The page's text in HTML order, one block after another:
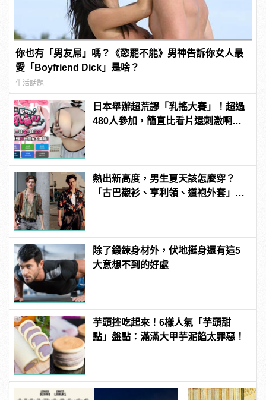
你也有「男友屌」嗎？《慾罷不能》男神告訴你女人最
愛「Boyfriend Dick」是啥？
生活話題
日本舉辦超荒謬「乳搖大賽」！超過
480人參加，簡直比看片還刺激啊！ |
熱出新高度，男生夏天該怎麼穿？
「古巴襯衫、亨利領、道袍外套」3
除了鍛鍊身材外，伏地挺身還有這5
大意想不到的好處
芋頭控吃起來！6樣人氣「芋頭甜
點」盤點：滿滿大甲芋泥餡太罪惡！